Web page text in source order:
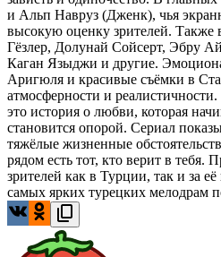
и Альп Навруз (Дженк), чья
высокую оценку зрителей. Также
Гёзлер, Долунай Сойсерт, Эбру
Каган Языджи и другие.
Аригюля и красивые съёмки в
атмосферности и
это история о любви, которая
становится опорой. Сериал
тяжёлые жизненные
рядом есть тот, кто верит в тебя.
зрителей как в Турции, так и за
самых ярких турецких мелодрам